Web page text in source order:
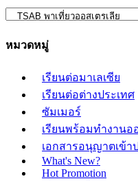
หมวดหมู่
เรียนต่อมาเลเซีย
เรียนต่อต่างประเทศ
ซัมเมอร์
เรียนพร้อมทำงานอ
เอกสารอนุญาตเข้า
What's New?
Hot Promotion